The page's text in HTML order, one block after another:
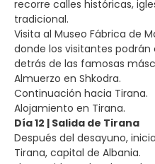
recorre calles históricas,
tradicional.
Visita al Museo Fábrica de
donde los visitantes
detrás de las famosas
Almuerzo en Shkodra.
Continuación hacia Tirana.
Alojamiento en Tirana.
Día 12 | Salida de Tirana
Después del desayuno,
Tirana, capital de Albania.